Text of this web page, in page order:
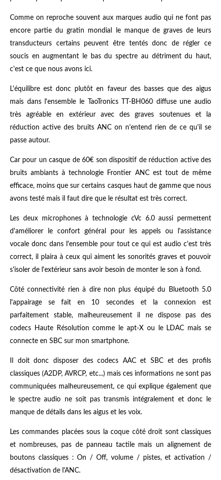
Comme on reproche souvent aux marques audio qui ne font pas
encore partie du gratin mondial le manque de graves de leurs
transducteurs certains peuvent être tentés donc de régler ce
soucis en augmentant le bas du spectre au détriment du haut,
c'est ce que nous avons ici.
L'équilibre est donc plutôt en faveur des basses que des aigus
mais dans l'ensemble le TaoTronics
TT-BH060 diffuse une audio
très agréable en extérieur avec des graves soutenues et la
réduction active des bruits ANC on n'entend rien de ce qu'il se
passe autour.
Car pour un casque de 60€ son dispositif de réduction active des
bruits ambiants à technologie Frontier ANC est tout de même
efficace, moins que sur certains casques haut de gamme que nous
avons testé mais il faut dire que le résultat est très correct.
Les deux microphones à technologie cVc 6.0 aussi permettent
d'améliorer le confort général pour les appels ou l'assistance
vocale donc dans l'ensemble pour tout ce qui est audio c'est très
correct, il plaira à ceux qui aiment les sonorités graves et pouvoir
s'isoler de l'extérieur sans avoir besoin de monter le son à fond.
Côté connectivité rien à dire non plus équipé du Bluetooth 5.0
l'appairage se fait en 10 secondes et la connexion est
parfaitement stable, malheureusement il ne dispose pas des
codecs Haute Résolution comme le apt-X ou le LDAC mais se
connecte en SBC sur mon smartphone.
Il doit donc disposer des codecs AAC et SBC et des profils
classiques (A2DP, AVRCP, etc...) mais ces informations ne sont pas
communiquées malheureusement, ce qui explique également que
le spectre audio ne soit pas transmis intégralement et donc le
manque de détails dans les aigus et les voix.
Les commandes placées sous la coque côté droit sont classiques
et nombreuses, pas de panneau tactile mais un alignement de
boutons classiques : On / Off, volume / pistes, et activation /
désactivation de l'ANC.